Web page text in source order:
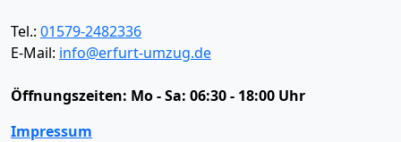
Tel.: 01579-2482336
E-Mail: info@erfurt-umzug.de
Öffnungszeiten: Mo - Sa: 06:30 - 18:00 Uhr
Impressum